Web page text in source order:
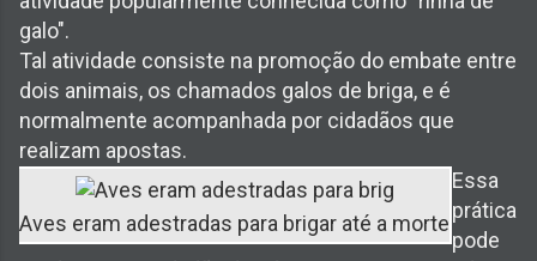
galo".
Tal atividade consiste na promoção do embate entre
dois animais, os chamados galos de briga, e é
normalmente acompanhada por cidadãos que
realizam apostas.
Aves eram adestradas para brigar até a morte
Essa
prática
pode